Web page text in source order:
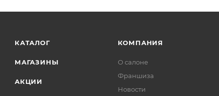
КАТАЛОГ
МАГАЗИНЫ
АКЦИИ
КОМПАНИЯ
О салоне
Франшиза
Новости